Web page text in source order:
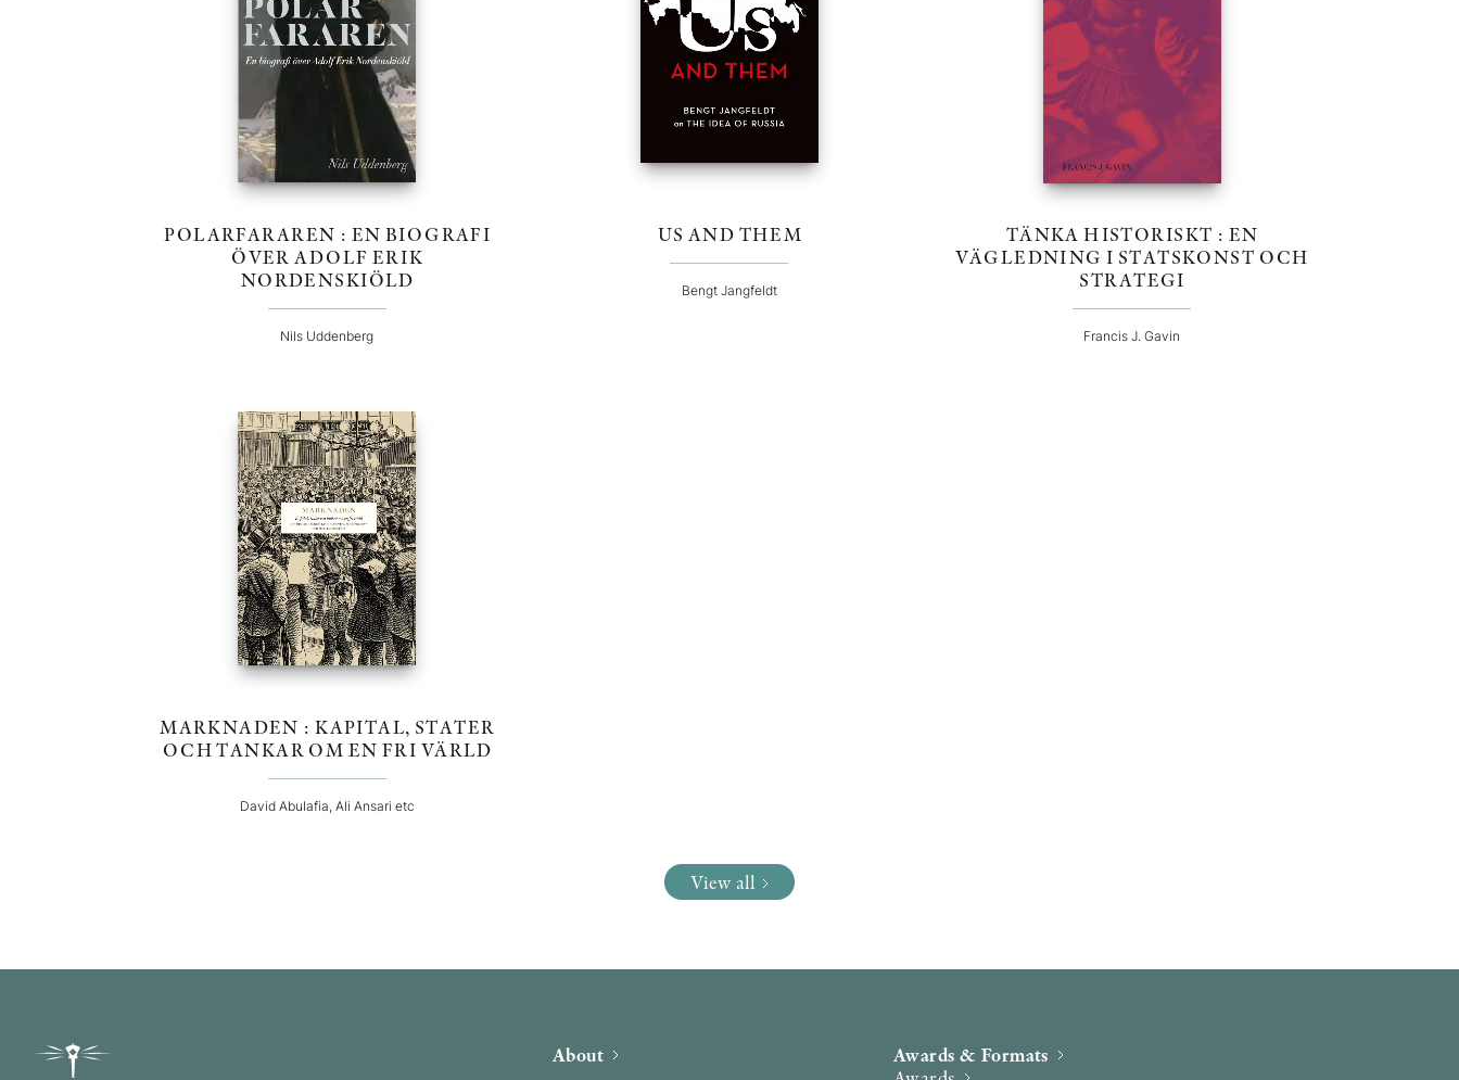
POLARFARAREN : EN BIOGRAFI
ÖVER ADOLF ERIK
NORDENSKIÖLD
Nils Uddenberg
US AND THEM
Bengt Jangfeldt
TÄNKA HISTORISKT : EN
VÄGLEDNING I STATSKONST OCH
STRATEGI
Francis J. Gavin
MARKNADEN : KAPITAL, STATER
OCH TANKAR OM EN FRI VÄRLD
David Abulafia, Ali Ansari etc
View all
About
Awards & Formats